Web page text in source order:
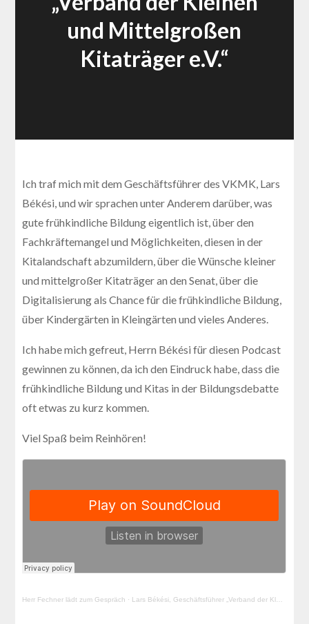
und Mittelgroßen
Kitaträger e.V.“
Ich traf mich mit dem Geschäftsführer des VKMK, Lars
Békési, und wir sprachen unter Anderem darüber, was
gute frühkindliche Bildung eigentlich ist, über den
Fachkräftemangel und Möglichkeiten, diesen in der
Kitalandschaft abzumildern, über die Wünsche kleiner
und mittelgroßer Kitaträger an den Senat, über die
Digitalisierung als Chance für die frühkindliche Bildung,
über Kindergärten in Kleingärten und vieles Anderes.
Ich habe mich gefreut, Herrn Békési für diesen Podcast
gewinnen zu können, da ich den Eindruck habe, dass die
frühkindliche Bildung und Kitas in der Bildungsdebatte
oft etwas zu kurz kommen.
Viel Spaß beim Reinhören!
Herr Fechner lädt zum Gespräch · Lars Békési, Geschäftsführer „Verband der Kleinen und Mittelgroßen Kitaträger e.V.“